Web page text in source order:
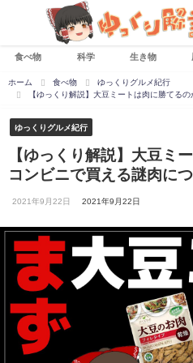
食べ物 科学 生き物
ホーム 食べ物
ゆっくりグルメ紀行
【ゆっくり解説】大豆ミートは肉に勝てる
ゆっくりグルメ紀行
【ゆっくり解説】大豆ミ
コンビニで買える謎肉に
2021年9月22日 2021年9月22日